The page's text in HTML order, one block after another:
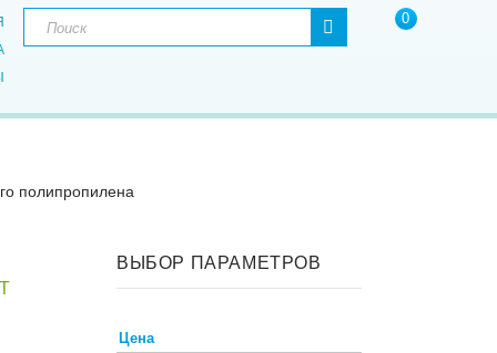
0
полипропилена
ВЫБОР ПАРАМЕТРОВ
Цена